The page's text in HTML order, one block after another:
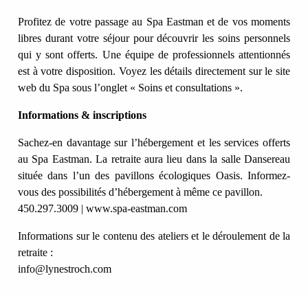
Profitez de votre passage au Spa Eastman et de vos moments
libres durant votre séjour pour découvrir les soins personnels
qui y sont offerts. Une équipe de professionnels attentionnés
est à votre disposition. Voyez les détails directement sur le site
web du Spa sous l’onglet « Soins et consultations ».
Informations & inscriptions
Sachez-en davantage sur l’hébergement et les services offerts
au Spa Eastman. La retraite aura lieu dans la salle Dansereau
située dans l’un des pavillons écologiques Oasis. Informez-
vous des possibilités d’hébergement à même ce pavillon.
450.297.3009 | www.spa-eastman.com
Informations sur le contenu des ateliers et le déroulement de la
retraite :
info@lynestroch.com